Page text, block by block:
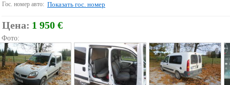
Гос. номер авто: Показать гос. номер
Цена: 1 950 €
Фото: